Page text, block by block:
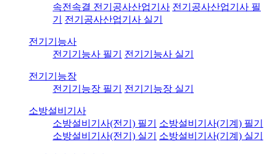
속전속결 전기공사산업기사 전기공사산업기사 필
기
전기공사산업기사 실기
전기기능사
전기기능사 필기
전기기능사 실기
전기기능장
전기기능장 필기
전기기능장 실기
소방설비기사
소방설비기사(전기) 필기
소방설비기사(기계) 필기
소방설비기사(전기) 실기
소방설비기사(기계) 실기